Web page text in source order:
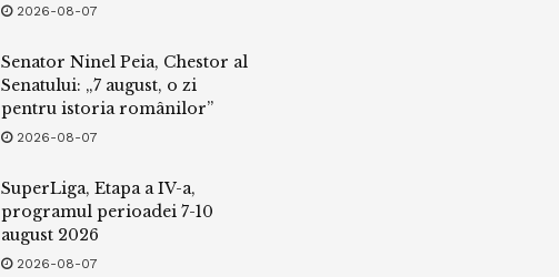
2026-08-07
Senator Ninel Peia, Chestor al
Senatului: „7 august, o zi
pentru istoria românilor”
2026-08-07
SuperLiga, Etapa a IV-a,
programul perioadei 7-10
august 2026
2026-08-07